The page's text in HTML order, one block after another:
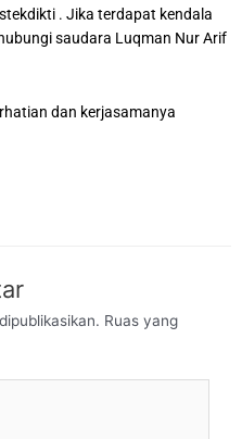
. Jika terdapat kendala
saudara Luqman Nur Arif
dan kerjasamanya
Ruas yang